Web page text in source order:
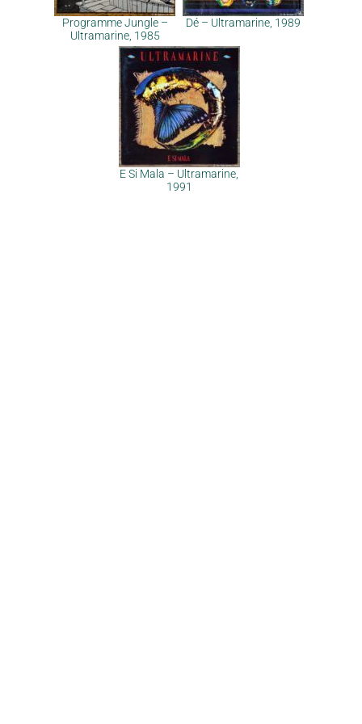
Programme Jungle –
Ultramarine, 1985
Dé – Ultramarine, 1989
E Si Mala – Ultramarine,
1991